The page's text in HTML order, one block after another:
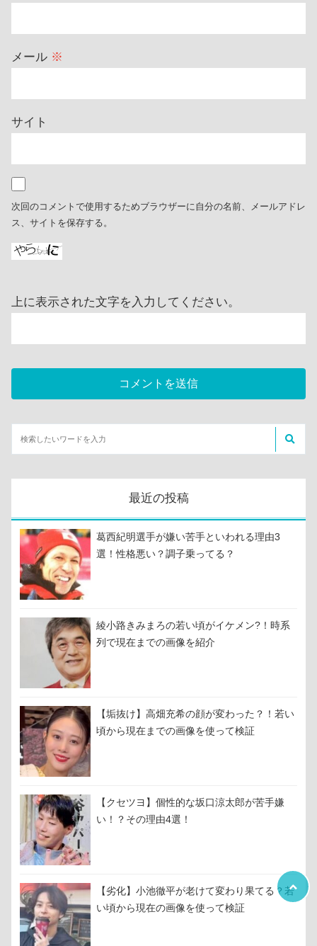
メール ※
サイト
次回のコメントで使用するためブラウザーに自分の名前、メールアドレ
ス、サイトを保存する。
上に表示された文字を入力してください。
最近の投稿
葛西紀明選手が嫌い苦手といわれる理由3
選！性格悪い？調子乗ってる？
綾小路きみまろの若い頃がイケメン?！時系
列で現在までの画像を紹介
【垢抜け】高畑充希の顔が変わった？！若い
頃から現在までの画像を使って検証
【クセツヨ】個性的な坂口涼太郎が苦手嫌
い！？その理由4選！
【劣化】小池徹平が老けて変わり果てる？若
い頃から現在の画像を使って検証